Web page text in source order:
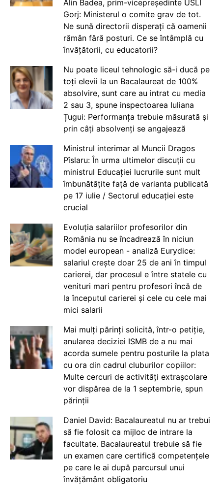
Alin Badea, prim-vicepreședinte USLI
Gorj: Ministerul o comite grav de tot.
Ne sună directorii disperați că oamenii
rămân fără posturi. Ce se întâmplă cu
învățătorii, cu educatorii?
Nu poate liceul tehnologic să-i ducă pe
toți elevii la un Bacalaureat de 100%
absolvire, sunt care au intrat cu media
2 sau 3, spune inspectoarea Iuliana
Țugui: Performanța trebuie măsurată și
prin câți absolvenți se angajează
Ministrul interimar al Muncii Dragos
Pîslaru: În urma ultimelor discuții cu
ministrul Educației lucrurile sunt mult
îmbunătățite față de varianta publicată
pe 17 iulie / Sectorul educației este
crucial
Evoluția salariilor profesorilor din
România nu se încadrează în niciun
model european - analiză Eurydice:
salariul crește doar 25 de ani în timpul
carierei, dar procesul e între statele cu
venituri mari pentru profesori încă de
la începutul carierei și cele cu cele mai
mici salarii
Mai mulți părinți solicită, într-o petiție,
anularea deciziei ISMB de a nu mai
acorda sumele pentru posturile la plata
cu ora din cadrul cluburilor copiilor:
Multe cercuri de activități extrașcolare
vor dispărea de la 1 septembrie, spun
părinții
Daniel David: Bacalaureatul nu ar trebui
să fie folosit ca mijloc de intrare la
facultate. Bacalaureatul trebuie să fie
un examen care certifică competențele
pe care le ai după parcursul unui
învățământ obligatoriu